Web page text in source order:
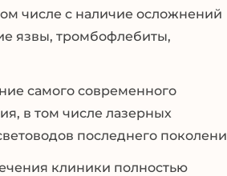
числе с наличие осложнений
язвы, тромбофлебиты,
самого современного
в том числе лазерных
последнего
клиники полностью